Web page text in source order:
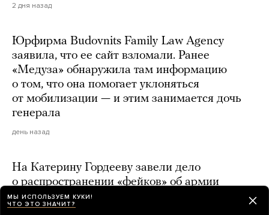
2 дня назад
Юрфирма Budovnits Family Law Agency
заявила, что ее сайт взломали. Ранее
«Медуза» обнаружила там информацию
о том, что она помогает уклоняться
от мобилизации — и этим занимается дочь
генерала
день назад
На Катерину Гордееву завели дело
о распространении «фейков» об армии
2 дня назад
МЫ ИСПОЛЬЗУЕМ КУКИ!
ЧТО ЭТО ЗНАЧИТ?